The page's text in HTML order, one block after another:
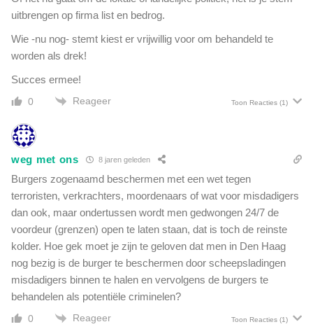
uitbrengen op firma list en bedrog.
Wie -nu nog- stemt kiest er vrijwillig voor om behandeld te
worden als drek!
Succes ermee!
0 Reageer Toon Reacties (1)
weg met ons 8 jaren geleden
Burgers zogenaamd beschermen met een wet tegen
terroristen, verkrachters, moordenaars of wat voor misdadigers
dan ook, maar ondertussen wordt men gedwongen 24/7 de
voordeur (grenzen) open te laten staan, dat is toch de reinste
kolder. Hoe gek moet je zijn te geloven dat men in Den Haag
nog bezig is de burger te beschermen door scheepsladingen
misdadigers binnen te halen en vervolgens de burgers te
behandelen als potentiële criminelen?
0 Reageer Toon Reacties (1)